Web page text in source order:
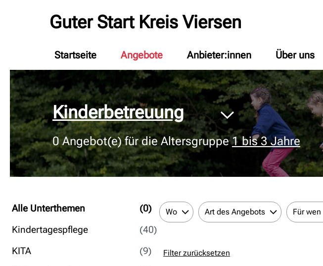
Guter Start Kreis Viersen
Startseite Angebote Anbieter:innen Über uns
© Bildnachweis
Kinderbetreuung
0Angebot(e) für die Altersgruppe1 bis 3 Jahre
Alle Unterthemen
(0)
Kindertagespflege
(40)
KITA
(9)
Wo Art des Angebots Für wen
Filter zurücksetzen